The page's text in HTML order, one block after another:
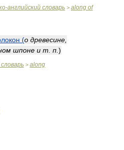
английский словарь > along of
(о древесине,
шпоне и т. п. )
> along